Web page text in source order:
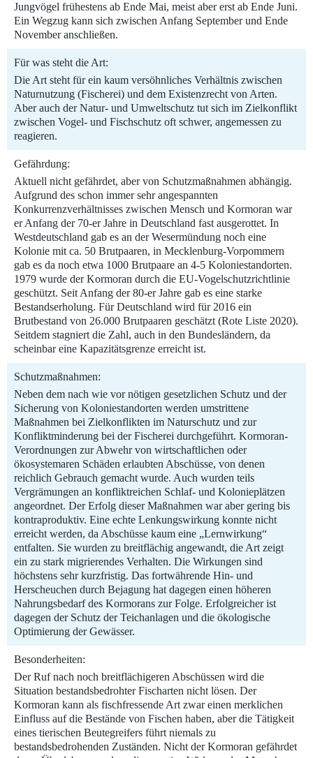
Jungvögel frühestens ab Ende Mai, meist aber erst ab Ende Juni.
Ein Wegzug kann sich zwischen Anfang September und Ende
November anschließen.
Für was steht die Art:
Die Art steht für ein kaum versöhnliches Verhältnis zwischen
Naturnutzung (Fischerei) und dem Existenzrecht von Arten.
Aber auch der Natur- und Umweltschutz tut sich im Zielkonflikt
zwischen Vogel- und Fischschutz oft schwer, angemessen zu
reagieren.
Gefährdung:
Aktuell nicht gefährdet, aber von Schutzmaßnahmen abhängig.
Aufgrund des schon immer sehr angespannten
Konkurrenzverhältnisses zwischen Mensch und Kormoran war
er Anfang der 70-er Jahre in Deutschland fast ausgerottet. In
Westdeutschland gab es an der Wesermündung noch eine
Kolonie mit ca. 50 Brutpaaren, in Mecklenburg-Vorpommern
gab es da noch etwa 1000 Brutpaare an 4-5 Koloniestandorten.
1979 wurde der Kormoran durch die EU-Vogelschutzrichtlinie
geschützt. Seit Anfang der 80-er Jahre gab es eine starke
Bestandserholung. Für Deutschland wird für 2016 ein
Brutbestand von 26.000 Brutpaaren geschätzt (Rote Liste 2020).
Seitdem stagniert die Zahl, auch in den Bundesländern, da
scheinbar eine Kapazitätsgrenze erreicht ist.
Schutzmaßnahmen:
Neben dem nach wie vor nötigen gesetzlichen Schutz und der
Sicherung von Koloniestandorten werden umstrittene
Maßnahmen bei Zielkonflikten im Naturschutz und zur
Konfliktminderung bei der Fischerei durchgeführt. Kormoran-
Verordnungen zur Abwehr von wirtschaftlichen oder
ökosystemaren Schäden erlaubten Abschüsse, von denen
reichlich Gebrauch gemacht wurde. Auch wurden teils
Vergrämungen an konfliktreichen Schlaf- und Kolonieplätzen
angeordnet. Der Erfolg dieser Maßnahmen war aber gering bis
kontraproduktiv. Eine echte Lenkungswirkung konnte nicht
erreicht werden, da Abschüsse kaum eine „Lernwirkung“
entfalten. Sie wurden zu breitflächig angewandt, die Art zeigt
ein zu stark migrierendes Verhalten. Die Wirkungen sind
höchstens sehr kurzfristig. Das fortwährende Hin- und
Herscheuchen durch Bejagung hat dagegen einen höheren
Nahrungsbedarf des Kormorans zur Folge. Erfolgreicher ist
dagegen der Schutz der Teichanlagen und die ökologische
Optimierung der Gewässer.
Besonderheiten:
Der Ruf nach noch breitflächigeren Abschüssen wird die
Situation bestandsbedrohter Fischarten nicht lösen. Der
Kormoran kann als fischfressende Art zwar einen merklichen
Einfluss auf die Bestände von Fischen haben, aber die Tätigkeit
eines tierischen Beutegreifers führt niemals zu
bestandsbedrohenden Zuständen. Nicht der Kormoran gefährdet